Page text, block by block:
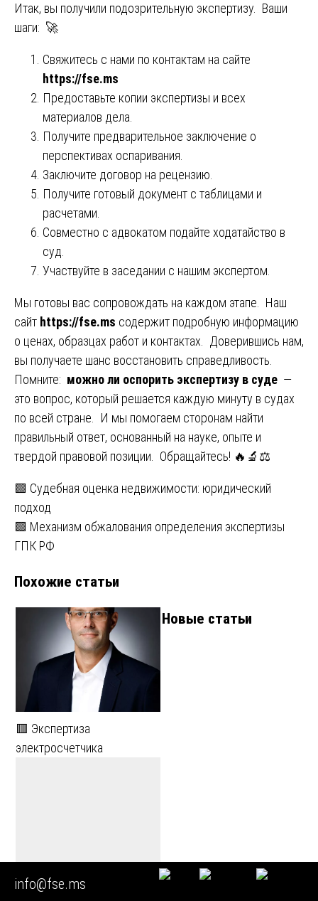
Итак, вы получили подозрительную экспертизу. Ваши
шаги: 🚀
Свяжитесь с нами по контактам на сайте
https://fse.ms
Предоставьте копии экспертизы и всех
материалов дела.
Получите предварительное заключение о
перспективах оспаривания.
Заключите договор на рецензию.
Получите готовый документ с таблицами и
расчетами.
Совместно с адвокатом подайте ходатайство в
суд.
Участвуйте в заседании с нашим экспертом.
Мы готовы вас сопровождать на каждом этапе. Наш
сайт https://fse.ms содержит подробную информацию
о ценах, образцах работ и контактах. Доверившись нам,
вы получаете шанс восстановить справедливость.
Помните: можно ли оспорить экспертизу в суде —
это вопрос, который решается каждую минуту в судах
по всей стране. И мы помогаем сторонам найти
правильный ответ, основанный на науке, опыте и
твердой правовой позиции. Обращайтесь! 🔥🔬⚖️
Навигация
по
записям
🟩 Судебная оценка недвижимости: юридический
подход
🟩 Механизм обжалования определения экспертизы
ГПК РФ
Похожие статьи
🟥 Экспертиза
электросчетчика
🔴 Экспертиза пожарных
Новые статьи
info@fse.ms